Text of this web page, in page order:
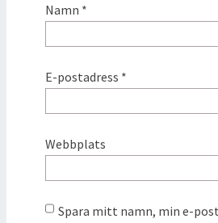
Namn *
E-postadress *
Webbplats
Spara mitt namn, min e-